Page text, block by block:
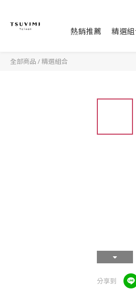
熱銷推薦 精選
全部商品 /精選組合
分享到